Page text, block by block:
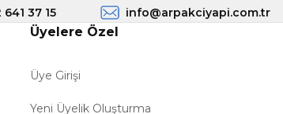
641 37 15
info@arpakciyapi.com.tr
Üyelere Özel
Üye Girişi
Yeni Üyelik Oluşturma